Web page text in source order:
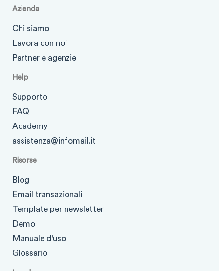
Azienda
Chi siamo
Lavora con noi
Partner e agenzie
Help
Supporto
FAQ
Academy
assistenza@infomail.it
Risorse
Blog
Email transazionali
Template per newsletter
Demo
Manuale d'uso
Glossario